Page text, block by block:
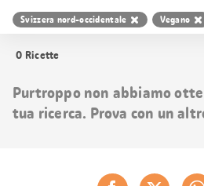
Svizzera nord-occidentale Vegano
0 Ricette
Purtroppo non abbiamo
tua ricerca. Prova con un